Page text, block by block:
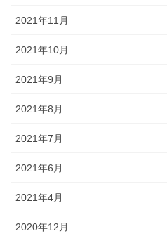
2021年11月
2021年10月
2021年9月
2021年8月
2021年7月
2021年6月
2021年4月
2020年12月